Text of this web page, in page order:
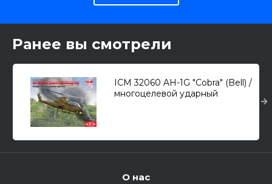
Ранее вы смотрели
ICM 32060 AH-1G "Cobra" (Bell) /
многоцелевой ударный
О нас